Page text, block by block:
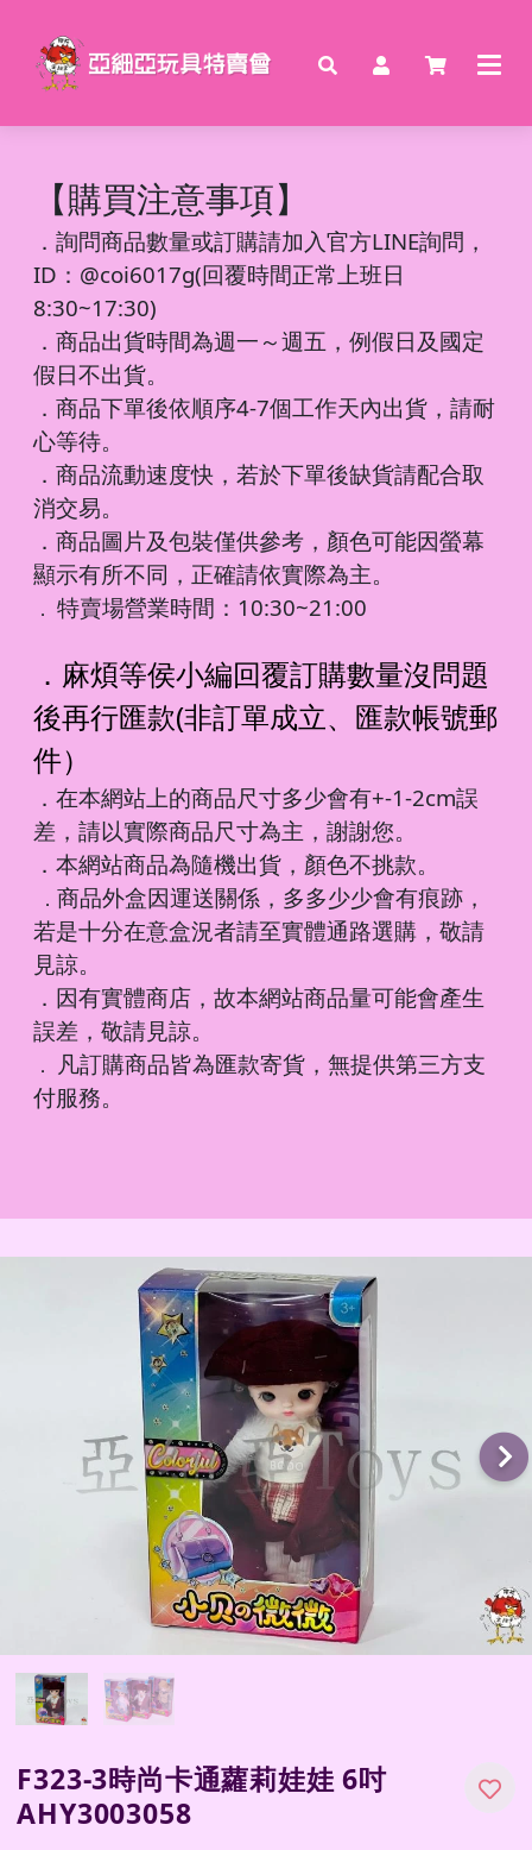
【購買注意事項】
． 詢問商品數量或訂購請加入官方LINE詢問，
ID：@coi6017g(回覆時間正常上班日
8:30~17:30)
．商品出貨時間為週一～週五，例假日及國定
假日不出貨。
．商品下單後依順序4-7個工作天內出貨，請耐
心等待。
．商品流動速度快，若於下單後缺貨請配合取
消交易。
．商品圖片及包裝僅供參考，顏色可能因螢幕
顯示有所不同，正確請依實際為主。
． 特賣場營業時間：10:30~21:00
．麻煩等侯小編回覆訂購數量沒問題
後再行匯款(非訂單成立、匯款帳號郵
件）
．在本網站上的商品尺寸多少會有+-1-2cm誤
差，請以實際商品尺寸為主，謝謝您。
．本網站商品為隨機出貨，顏色不挑款。
． 商品外盒因運送關係，多多少少會有痕跡，
若是十分在意盒況者請至實體通路選購，敬請
見諒。
．因有實體商店，故本網站商品量可能會產生
誤差，敬請見諒。
． 凡訂購商品皆為匯款寄貨，無提供第三方支
付服務。
F323-3時尚卡通蘿莉娃娃 6吋
AHY3003058